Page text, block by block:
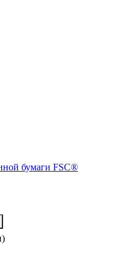
бумаги FSC®